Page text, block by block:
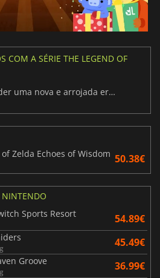
COM A SÉRIE THE LEGEND OF
A Nintendo dá a entender uma nova e arrojada era para The Legend of Zelda
Zelda Echoes of Wisdom 50.38€
Sports Resort
54.89€
45.49€
Groove 36.99€